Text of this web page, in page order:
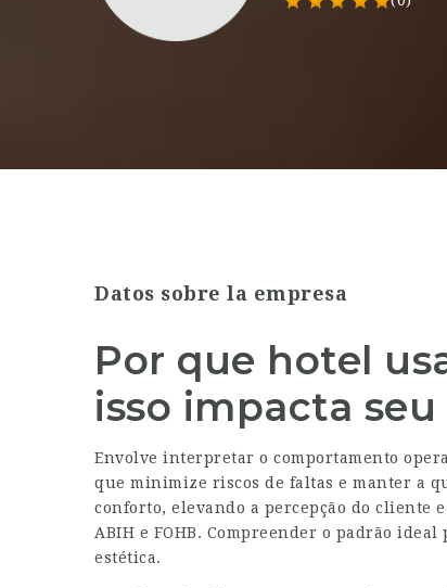
Datos sobre la empresa
Por que hotel
isso impacta
Envolve interpretar o comportamento
que minimize riscos de faltas e manter a
conforto, elevando a percepção do cliente
ABIH e FOHB. Compreender o padrão
estética.